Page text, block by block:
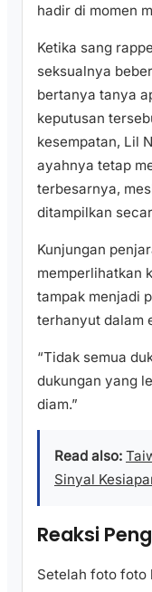
hadir di momen
Ketika sang
seksualnya
bertanya tanya
keputusan
kesempatan, Lil
ayahnya tetap
terbesarnya,
ditampilkan
Kunjungan
memperlihatkan
tampak menjadi
terhanyut dalam
“Tidak semua
dukungan yang
diam.”
Read also:
Sinyal
Reaksi
Setelah foto foto